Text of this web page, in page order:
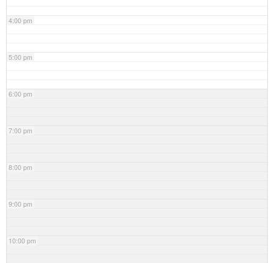
4:00 pm
5:00 pm
6:00 pm
7:00 pm
8:00 pm
9:00 pm
10:00 pm